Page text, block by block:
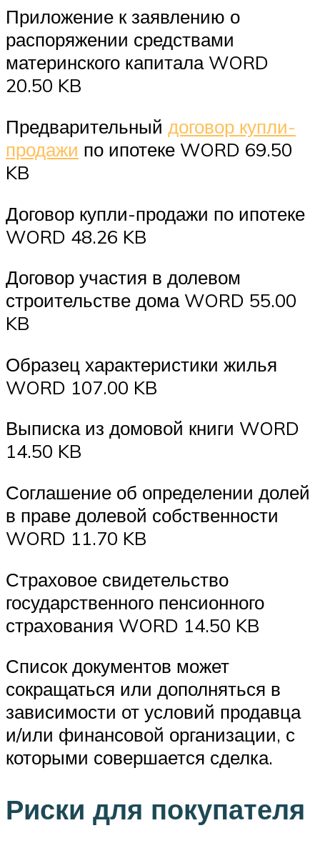
Приложение к заявлению о
распоряжении средствами
материнского капитала WORD
20.50 KB
Предварительный договор купли-
продажи по ипотеке WORD 69.50
KB
Договор купли-продажи по ипотеке
WORD 48.26 KB
Договор участия в долевом
строительстве дома WORD 55.00
KB
Образец характеристики жилья
WORD 107.00 KB
Выписка из домовой книги WORD
14.50 KB
Соглашение об определении долей
в праве долевой собственности
WORD 11.70 KB
Страховое свидетельство
государственного пенсионного
страхования WORD 14.50 KB
Список документов может
сокращаться или дополняться в
зависимости от условий продавца
и/или финансовой организации, с
которыми совершается сделка.
Риски для покупателя